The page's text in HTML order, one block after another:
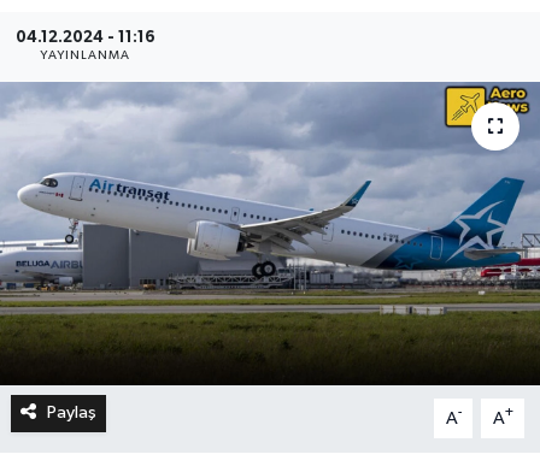
04.12.2024 - 11:16
YAYINLANMA
Paylaş A- A+